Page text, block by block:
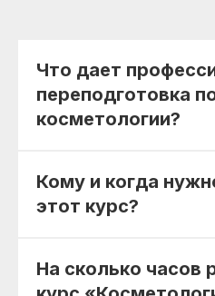
Что дает
переподготовка
косметологии?
Кому и когда
этот курс?
На сколько часов
Проверить лицензию
ИНН/КПП 9702021368/770201001
ОГРН 1207700292690
Муниципальный Округ Мещанский, ул
Мост, д. 19, стр.2
Публичная оферта